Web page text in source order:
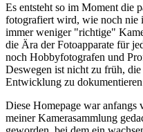
Es entsteht so im Moment die
fotografiert wird, wie noch nie
immer weniger "richtige"
die Ära der Fotoapparate für
noch Hobbyfotografen und
Deswegen ist nicht zu früh,
Entwicklung zu
Diese Homepage war anfangs
meiner Kamerasammlung